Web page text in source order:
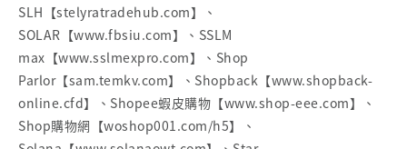
SLH【stelyratradehub.com】、
SOLAR【www.fbsiu.com】、SSLM
max【www.sslmexpro.com】、Shop
Parlor【sam.temkv.com】、Shopback【www.shopback-
online.cfd】、Shopee蝦皮購物【www.shop-eee.com】、
Shop購物網【woshop001.com/h5】、